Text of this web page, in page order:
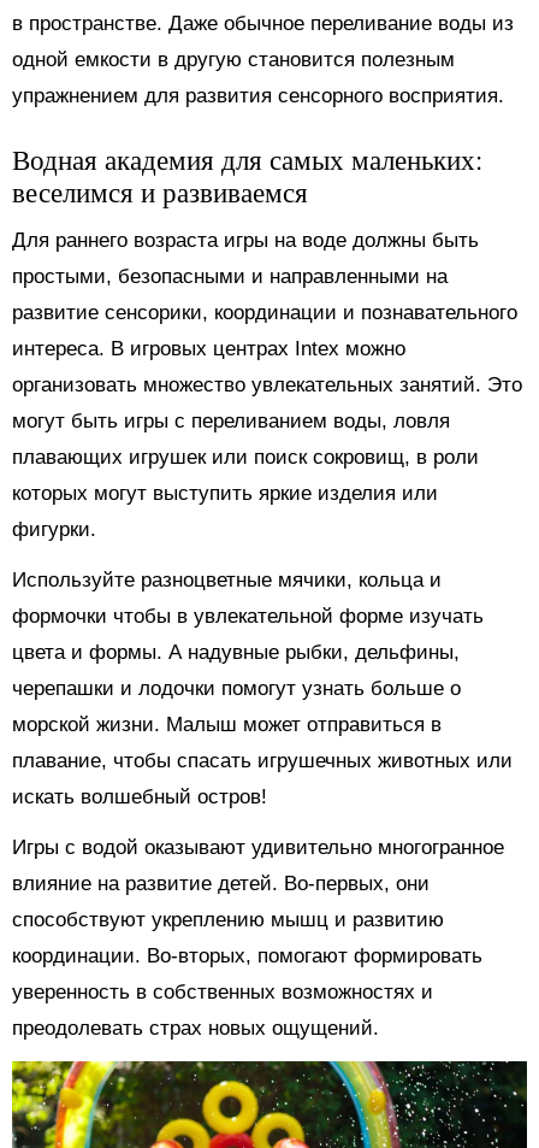
в пространстве. Даже обычное переливание воды из
одной емкости в другую становится полезным
упражнением для развития сенсорного восприятия.
Водная академия для самых маленьких:
веселимся и развиваемся
Для раннего возраста игры на воде должны быть
простыми, безопасными и направленными на
развитие сенсорики, координации и познавательного
интереса. В игровых центрах Intex можно
организовать множество увлекательных занятий. Это
могут быть игры с переливанием воды, ловля
плавающих игрушек или поиск сокровищ, в роли
которых могут выступить яркие изделия или
фигурки.
Используйте разноцветные мячики, кольца и
формочки чтобы в увлекательной форме изучать
цвета и формы. А надувные рыбки, дельфины,
черепашки и лодочки помогут узнать больше о
морской жизни. Малыш может отправиться в
плавание, чтобы спасать игрушечных животных или
искать волшебный остров!
Игры с водой оказывают удивительно многогранное
влияние на развитие детей. Во-первых, они
способствуют укреплению мышц и развитию
координации. Во-вторых, помогают формировать
уверенность в собственных возможностях и
преодолевать страх новых ощущений.